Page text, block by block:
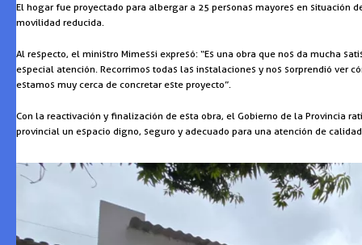
El hogar fue proyectado para albergar a 25 personas mayores en situación
movilidad reducida.
Al respecto, el ministro Mimessi expresó: “Es una obra que nos da mucha
especial atención. Recorrimos todas las instalaciones y nos sorprendió ver
estamos muy cerca de concretar este proyecto”.
Con la reactivación y finalización de esta obra, el Gobierno de la Provincia
provincial un espacio digno, seguro y adecuado para una atención de